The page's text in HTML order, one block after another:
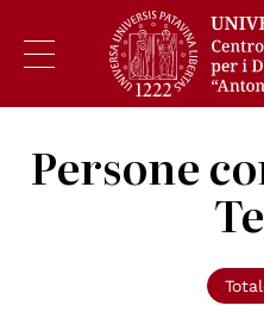
Persone